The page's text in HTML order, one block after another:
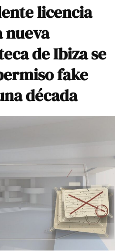
licencia
nueva
de Ibiza se
fake
década